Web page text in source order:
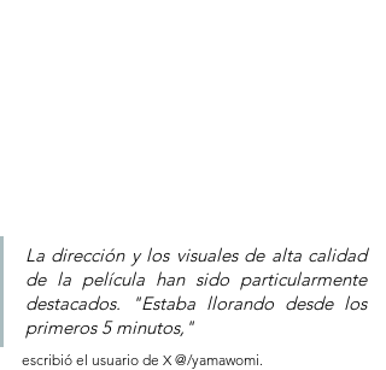
La dirección y los visuales de alta calidad
de la película han sido particularmente
destacados. "Estaba llorando desde los
primeros 5 minutos,"
escribió el usuario de X @/yamawomi.